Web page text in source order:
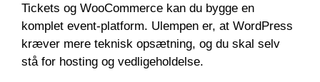
Tickets og WooCommerce kan du bygge en
komplet event-platform. Ulempen er, at WordPress
kræver mere teknisk opsætning, og du skal selv
stå for hosting og vedligeholdelse.